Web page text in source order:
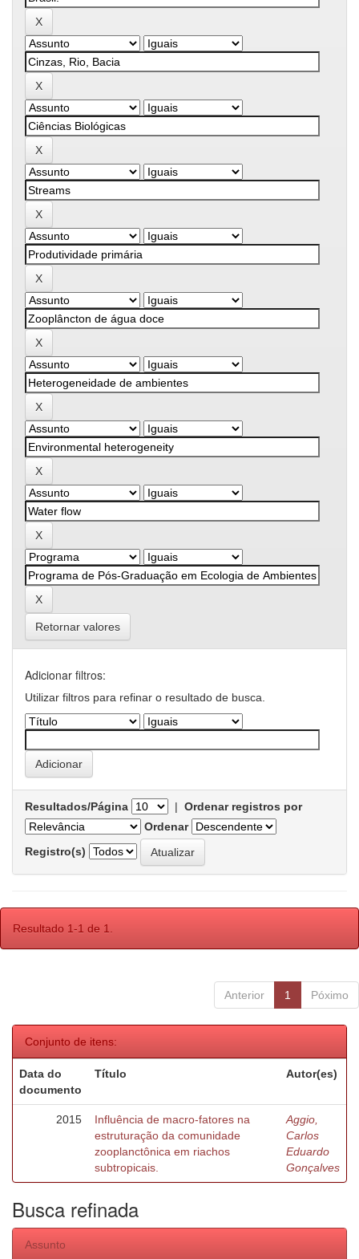
Retornar valores
Adicionar filtros:
Utilizar filtros para refinar o resultado de busca.
Resultados/Página | Ordenar registros por
Ordenar
Registro(s)
Resultado 1-1 de 1.
Anterior 1 Póximo
Conjunto de itens:
Data do
documento
Título Autor(es)
2015
Influência de macro-fatores na
estruturação da comunidade
zooplanctônica em riachos
subtropicais.
Aggio,
Carlos
Eduardo
Gonçalves
Busca refinada
Assunto